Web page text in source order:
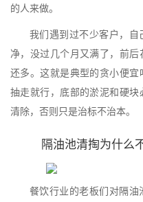
的人来做。
我们遇到过不少客户，
净，没过几个月又满了，前
还多。这就是典型的贪小便
抽走就行，底部的淤泥和硬
清除，否则只是治标不治本。
隔油池清掏为什么
餐饮行业的老板们对隔